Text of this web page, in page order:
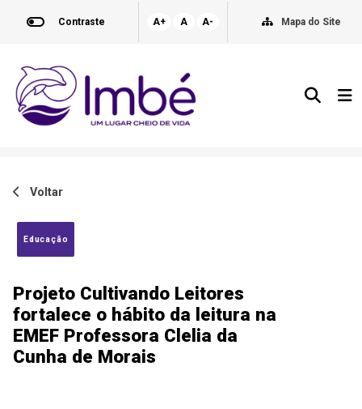
Contraste A+ A A- Mapa do Site
Voltar
Educação
Projeto Cultivando Leitores
fortalece o hábito da leitura na
EMEF Professora Clelia da
Cunha de Morais